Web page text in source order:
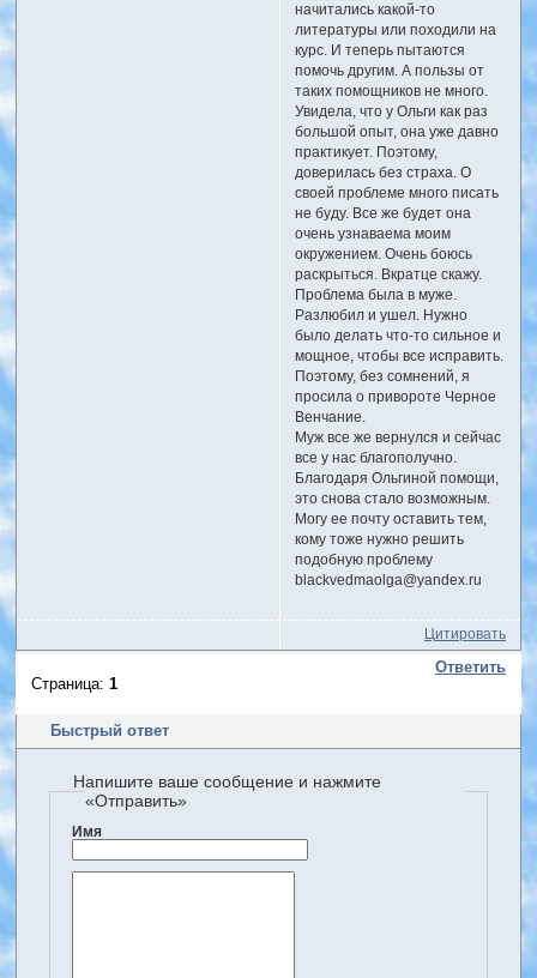
начитались какой-то
литературы или походили на
курс. И теперь пытаются
помочь другим. А пользы от
таких помощников не много.
Увидела, что у Ольги как раз
большой опыт, она уже давно
практикует. Поэтому,
доверилась без страха. О
своей проблеме много писать
не буду. Все же будет она
очень узнаваема моим
окружением. Очень боюсь
раскрыться. Вкратце скажу.
Проблема была в муже.
Разлюбил и ушел. Нужно
было делать что-то сильное и
мощное, чтобы все исправить.
Поэтому, без сомнений, я
просила о привороте Черное
Венчание.
Муж все же вернулся и сейчас
все у нас благополучно.
Благодаря Ольгиной помощи,
это снова стало возможным.
Могу ее почту оставить тем,
кому тоже нужно решить
подобную проблему
blackvedmaolga@yandex.ru
Цитировать
Ответить
Страница:1
Быстрый ответ
Напишите ваше сообщение и нажмите
«Отправить»
Имя